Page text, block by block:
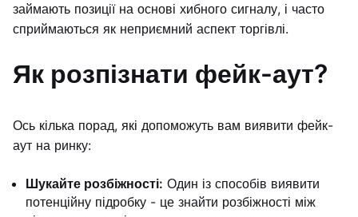
займають позиції на основі хибного сигналу, і часто
сприймаються як неприємний аспект торгівлі.
Як розпізнати фейк-аут?
Ось кілька порад, які допоможуть вам виявити фейк-
аут на ринку:
Шукайте розбіжності: Один із способів виявити
потенційну підробку - це знайти розбіжності між